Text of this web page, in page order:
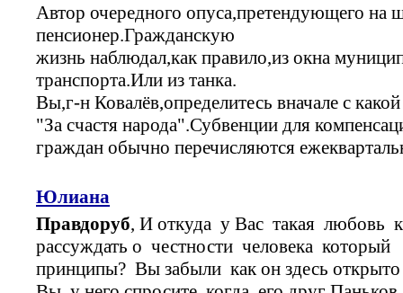
Автор очередного опуса,претендующего на
пенсионер.Гражданскую
жизнь наблюдал,как правило,из окна
транспорта.Или из танка.
Вы,г-н Ковалёв,определитесь вначале с
"За счастя народа".Субвенции для
граждан обычно перечисляются
Юлиана
Правдоруб, И откуда у Вас такая
рассуждать о честности человека
принципы? Вы забыли как он здесь